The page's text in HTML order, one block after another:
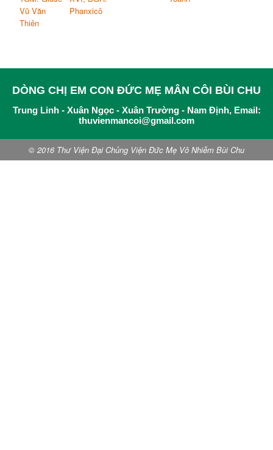
Vũ Văn
Thiên
Phanxicô
DÒNG CHỊ EM CON ĐỨC MẸ MÂN CÔI BÙI CHU
Trung Linh - Xuân Ngọc - Xuân Trường - Nam Định, Email:
thuvienmancoi@gmail.com
© 2016 Thư Viện Đại Chủng Viện Đức Mẹ Vô Nhiễm Bùi Chu